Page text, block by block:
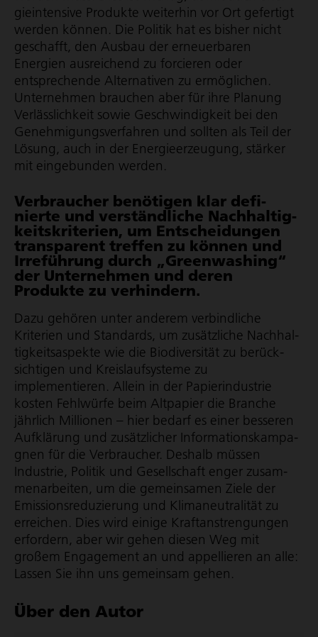
gie­in­ten­sive Produkte weiterhin vor Ort gefertigt
werden können. Die Politik hat es bisher nicht
geschafft, den Ausbau der erneuerbaren
Energien ausreichend zu forcieren oder
entsprechende Alternativen zu ermöglichen.
Unternehmen brauchen aber für ihre Planung
Verläss­lich­keit sowie Geschwin­dig­keit bei den
Geneh­mi­gungs­ver­fahren und sollten als Teil der
Lösung, auch in der Ener­gie­er­zeu­gung, stärker
mit eingebunden werden.
Verbrau­cher benötigen klar defi­
nierte und verständ­liche Nach­hal­tig­
keits­kri­te­rien, um Entschei­dungen
trans­pa­rent treffen zu können und
Irre­füh­rung durch „Green­wa­shing“
der Unter­nehmen und deren
Produkte zu verhin­dern.
Dazu gehören unter anderem verbindliche
Kriterien und Standards, um zusätzliche Nach­hal­
tig­keits­aspekte wie die Biodiversität zu berück­
sich­tigen und Kreis­lauf­sys­teme zu
implementieren. Allein in der Papier­in­dus­trie
kosten Fehlwürfe beim Altpapier die Branche
jährlich Millionen – hier bedarf es einer besseren
Aufklärung und zusätzlicher Infor­ma­ti­ons­kam­pa­
gnen für die Verbraucher. Deshalb müssen
Industrie, Politik und Gesellschaft enger zusam­
men­ar­beiten, um die gemeinsamen Ziele der
Emis­si­ons­re­du­zie­rung und Klima­neu­tra­lität zu
erreichen. Dies wird einige Kraft­an­stren­gungen
erfordern, aber wir gehen diesen Weg mit
großem Engagement an und appellieren an alle:
Lassen Sie ihn uns gemeinsam gehen.
Über den Autor